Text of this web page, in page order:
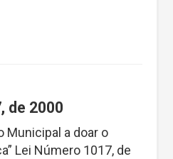
de 2000
Municipal a doar o
Lei Número 1017, de